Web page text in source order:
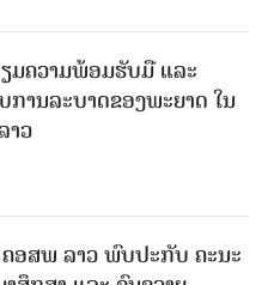
ມຄວາມພ້ອມຮັບມື ແລະ
ການລະບາດຂອງພະຍາດ ໃນ
າວ
ອສພ ລາວ ພົບປະກັບ ຄະນະ